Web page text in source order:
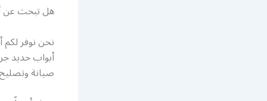
هل تبحث عن
نحن نوفر
أبواب حديد
صيانة